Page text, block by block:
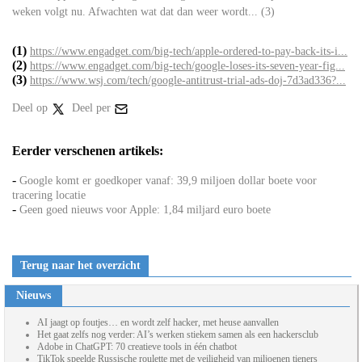
weken volgt nu. Afwachten wat dat dan weer wordt... (3)
(1) https://www.engadget.com/big-tech/apple-ordered-to-pay-back-its-i...
(2) https://www.engadget.com/big-tech/google-loses-its-seven-year-fig...
(3) https://www.wsj.com/tech/google-antitrust-trial-ads-doj-7d3ad336?...
Deel op Deel per
Eerder verschenen artikels:
- Google komt er goedkoper vanaf: 39,9 miljoen dollar boete voor
tracering locatie
- Geen goed nieuws voor Apple: 1,84 miljard euro boete
Terug naar het overzicht
Nieuws
AI jaagt op foutjes… en wordt zelf hacker, met heuse aanvallen
Het gaat zelfs nog verder: AI’s werken stiekem samen als een hackersclub
Adobe in ChatGPT: 70 creatieve tools in één chatbot
TikTok speelde Russische roulette met de veiligheid van miljoenen tieners